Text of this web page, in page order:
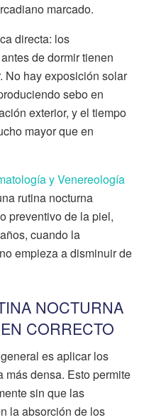
marcado.
directa: los
de dormir tienen
No hay exposición solar
sebo en
exterior, y el tiempo
mayor que en
y Venereología
rutina nocturna
preventivo de la piel,
cuando la
empieza a disminuir de
NOCTURNA
CORRECTO
es aplicar los
más densa. Esto permite
sin que las
la absorción de los